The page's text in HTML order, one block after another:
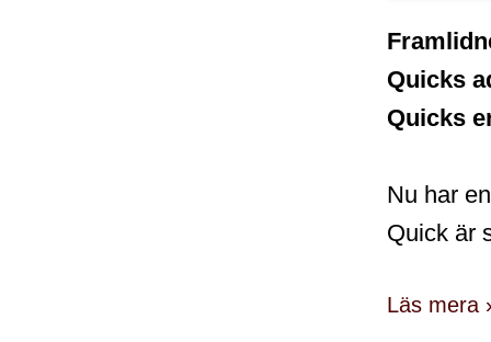
Quicks
Quicks
Nu har
Quick är
Läs mera